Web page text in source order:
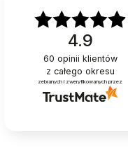
4.9
60 opinii klientów
z całego okresu
zebranych i zweryfikowanych przez